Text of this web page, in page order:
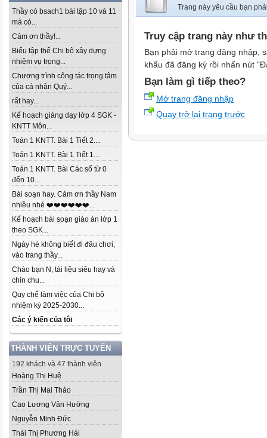
Thầy có bsach1 bài tập 10 và 11
mà có...
Cảm ơn thầy!...
Biểu tập thể Chi bộ xây dựng
nhiệm vụ trọng...
Chương trình công tác trọng tâm
của cá nhân Quý...
rất hay...
Kế hoạch giảng dạy lớp 4 SGK -
KNTT Môn...
Toán 1 KNTT. Bài 1 Tiết 2....
Toán 1 KNTT. Bài 1 Tiết 1....
Toán 1 KNTT. Bài Các số từ 0
đến 10...
Bài soạn hay. Cảm ơn thầy Nam
nhiều nhé ❤️❤️❤️❤️❤️❤️...
Kế hoạch bài soạn giáo án lớp 1
theo SGK...
Ngày hè không biết đi đâu chơi,
vào trang thầy...
Chào bạn N, tài liệu siêu hay và
chỉn chu...
Quy chế làm việc của Chi bộ
nhiệm kỳ 2025-2030...
Các ý kiến của tôi
THÀNH VIÊN TRỰC TUYẾN
192 khách và 47 thành viên
Hoàng Thị Huệ
Trần Thị Mai Thảo
Cao Lương Vân Hường
Nguyễn Minh Đức
Thái Thị Phương Hải
Trang này yêu cầu bạn
Truy cập trang này như
Bạn phải mở trang đăng nhập,
khẩu đã đăng ký rồi nhấn nút
Bạn làm gì tiếp theo?
Mở trang đăng nhập
Quay trở lại trang trước